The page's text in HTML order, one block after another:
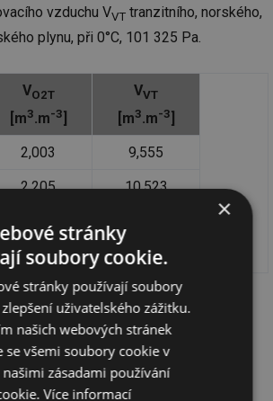
vzduchu VVT tranzitního, norského,
plynu, při 0°C, 101 325 Pa.
VO2T
[m3.m-3]
VVT
[m3.m-3]
2,003
9,555
2,205
10,523
1,766 8,426
(teoretický) objem spalin
×
stránky
soubory cookie.
stránky používají soubory
uživatelského zážitku.
našich webových stránek
se všemi soubory cookie v
zásadami používání
Více informací